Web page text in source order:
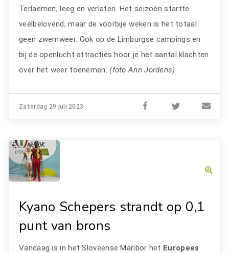
Terlaemen, leeg en verlaten. Het seizoen startte
veelbelovend, maar de voorbije weken is het totaal
geen zwemweer. Ook op de Limburgse campings en
bij de openlucht attracties hoor je het aantal klachten
over het weer toenemen.(foto Ann Jordens)
Zaterdag 29 juli 2023
Kyano Schepers strandt op 0,1
punt van brons
Vandaag is in het Sloveense Maribor het Europees